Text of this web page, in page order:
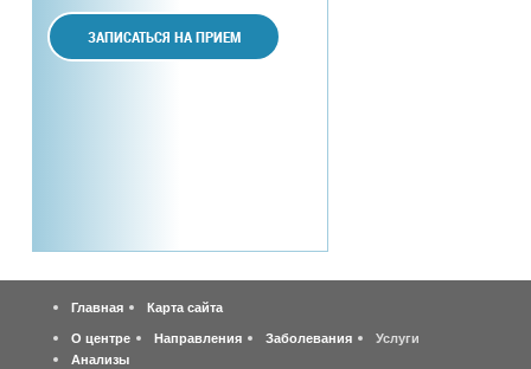
ЗАПИСАТЬСЯ НА ПРИЕМ
Главная
Карта сайта
О центре
Направления Заболевания
Услуги
Анализы